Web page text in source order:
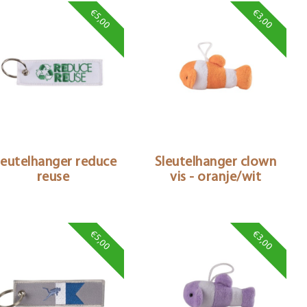
€5,00
reduce
reuse
€3,00
Sleutelhanger clown
vis - oranje/wit
€5,00 €3,00